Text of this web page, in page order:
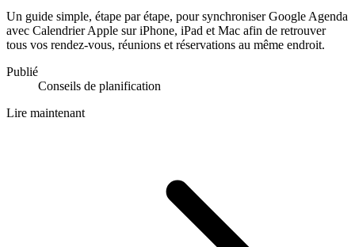
Un guide simple, étape par étape, pour synchroniser Google Agenda
avec Calendrier Apple sur iPhone, iPad et Mac afin de retrouver
tous vos rendez-vous, réunions et réservations au même endroit.
Publié
Conseils de planification
Lire maintenant